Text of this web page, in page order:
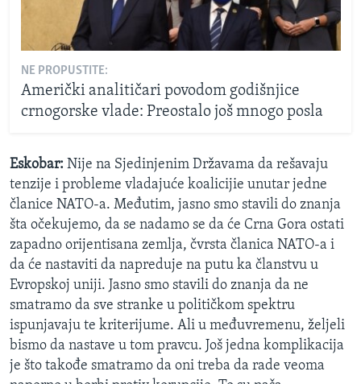
NE PROPUSTITE:
Američki analitičari povodom godišnjice
crnogorske vlade: Preostalo još mnogo posla
Eskobar: Nije na Sjedinjenim Državama da rešavaju
tenzije i probleme vladajuće koalicijie unutar jedne
članice NATO-a. Međutim, jasno smo stavili do znanja
šta očekujemo, da se nadamo se da će Crna Gora ostati
zapadno orijentisana zemlja, čvrsta članica NATO-a i
da će nastaviti da napreduje na putu ka članstvu u
Evropskoj uniji. Jasno smo stavili do znanja da ne
smatramo da sve stranke u političkom spektru
ispunjavaju te kriterijume. Ali u međuvremenu, željeli
bismo da nastave u tom pravcu. Još jedna komplikacija
je što takođe smatramo da oni treba da rade veoma